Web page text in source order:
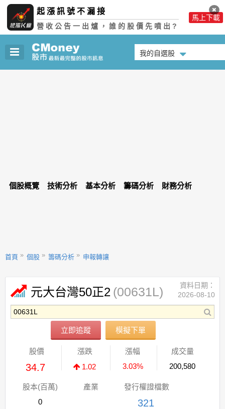
起漲訊號不漏接
營收公告一出爐，誰的股價先噴出?
馬上下載
我的自選股
個股概覽 技術分析 基本分析 籌碼分析 財務分析
首頁 個股 籌碼分析 申報轉讓
元大台灣50正2 (00631L)
立即追蹤 模擬下單
資料日期：
2026-08-10
股價
34.7
漲跌
1.02
漲幅
3.03%
成交量
200,580
股本(百萬)
0
產業 發行權證檔數
321